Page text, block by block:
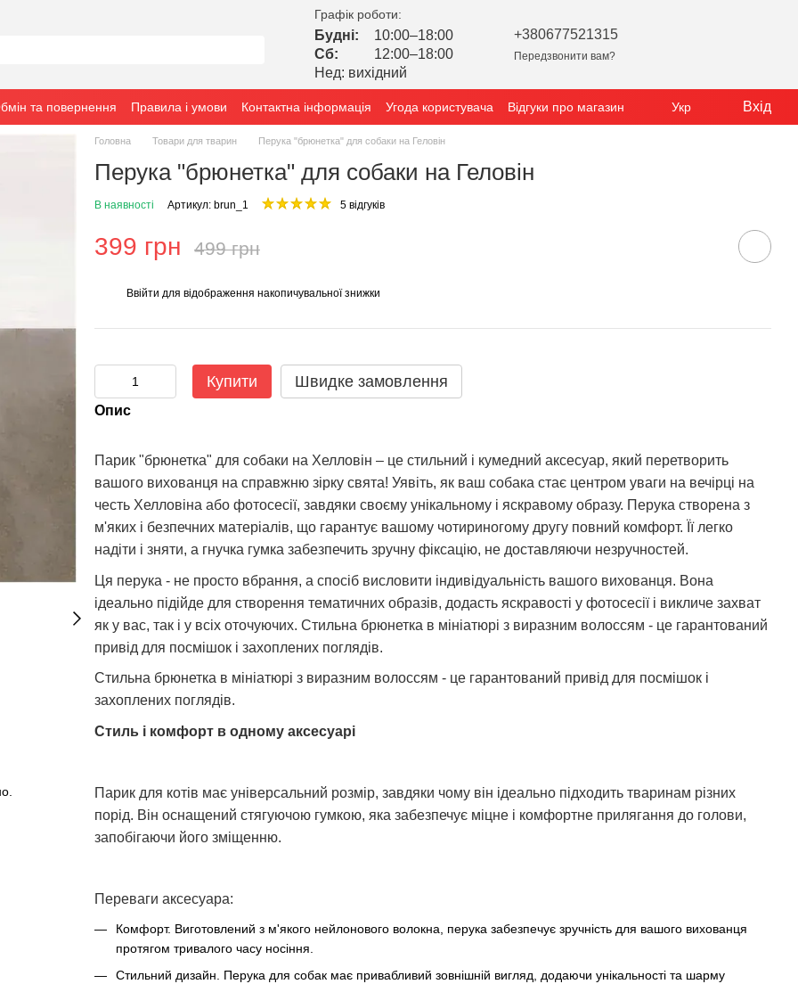
Графік роботи:
Будні:
10:00–18:00
Сб:
12:00–18:00
Нед: вихідний
+380677521315
Передзвонити вам?
та повернення Правила і умови Контактна інформація Угода користувача Відгуки про магазин Укр Вхід
Головна Товари для тварин Перука "брюнетка" для собаки на Геловін
Перука "брюнетка" для собаки на Геловін
В наявності Артикул: brun_1 5 відгуків
399 грн 499 грн
Ввійти для відображення накопичувальної знижки
Купити Швидке замовлення
Опис
Парик "брюнетка" для собаки на Хелловін – це стильний і кумедний аксесуар, який перетворить
вашого вихованця на справжню зірку свята! Уявіть, як ваш собака стає центром уваги на вечірці на
честь Хелловіна або фотосесії, завдяки своєму унікальному і яскравому образу. Перука створена з
м'яких і безпечних матеріалів, що гарантує вашому чотириногому другу повний комфорт. Її легко
надіти і зняти, а гнучка гумка забезпечить зручну фіксацію, не доставляючи незручностей.
Ця перука - не просто вбрання, а спосіб висловити індивідуальність вашого вихованця. Вона
ідеально підійде для створення тематичних образів, додасть яскравості у фотосесії і викличе захват
як у вас, так і у всіх оточуючих. Стильна брюнетка в мініатюрі з виразним волоссям - це гарантований
привід для посмішок і захоплених поглядів.
Стильна брюнетка в мініатюрі з виразним волоссям - це гарантований привід для посмішок і
захоплених поглядів.
Стиль і комфорт в одному аксесуарі
Парик для котів має універсальний розмір, завдяки чому він ідеально підходить тваринам різних
порід. Він оснащений стягуючою гумкою, яка забезпечує міцне і комфортне прилягання до голови,
запобігаючи його зміщенню.
Переваги аксесуара:
Комфорт. Виготовлений з м'якого нейлонового волокна, перука забезпечує зручність для вашого вихованця
протягом тривалого часу носіння.
Стильний дизайн. Перука для собак має привабливий зовнішній вигляд, додаючи унікальності та шарму